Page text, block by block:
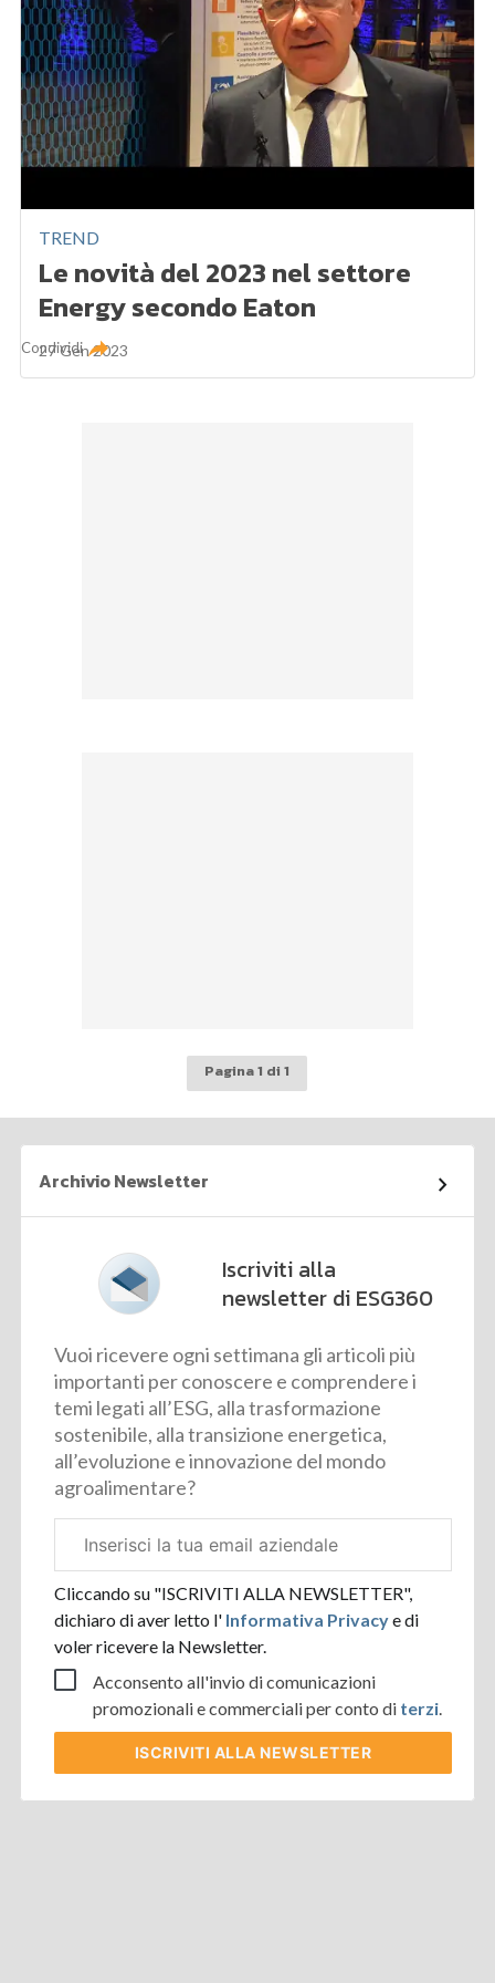
TREND
Le novità del 2023 nel settore
Energy secondo Eaton
27 Gen 2023
Condividi
Pagina 1 di 1
Archivio Newsletter
Iscriviti alla
newsletter di ESG360
Vuoi ricevere ogni settimana gli articoli più
importanti per conoscere e comprendere i
temi legati all’ESG, alla trasformazione
sostenibile, alla transizione energetica,
all’evoluzione e innovazione del mondo
agroalimentare?
aziendale
Cliccando su "ISCRIVITI ALLA NEWSLETTER",
dichiaro di aver letto l' Informativa Privacye di
voler ricevere la Newsletter.
Acconsento all'invio di comunicazioni
promozionali e commerciali per conto di terzi.
ISCRIVITI ALLA NEWSLETTER